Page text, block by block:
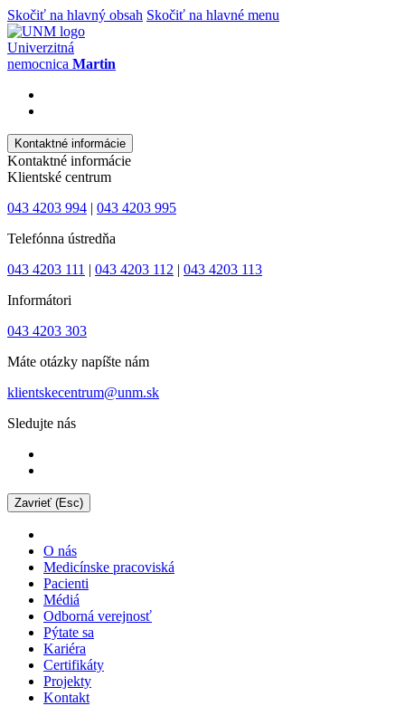
Skočiť na hlavný obsah Skočiť na hlavné menu
Univerzitná
nemocnica Martin
Kontaktné informácie
Kontaktné informácie
Klientské centrum
043 4203 994 | 043 4203 995
Telefónna ústredňa
043 4203 111 | 043 4203 112 | 043 4203 113
Informátori
043 4203 303
Máte otázky napíšte nám
klientskecentrum@unm.sk
Sledujte nás
Zavrieť (Esc)
O nás
Medicínske pracoviská
Pacienti
Médiá
Odborná verejnosť
Pýtate sa
Kariéra
Certifikáty
Projekty
Kontakt